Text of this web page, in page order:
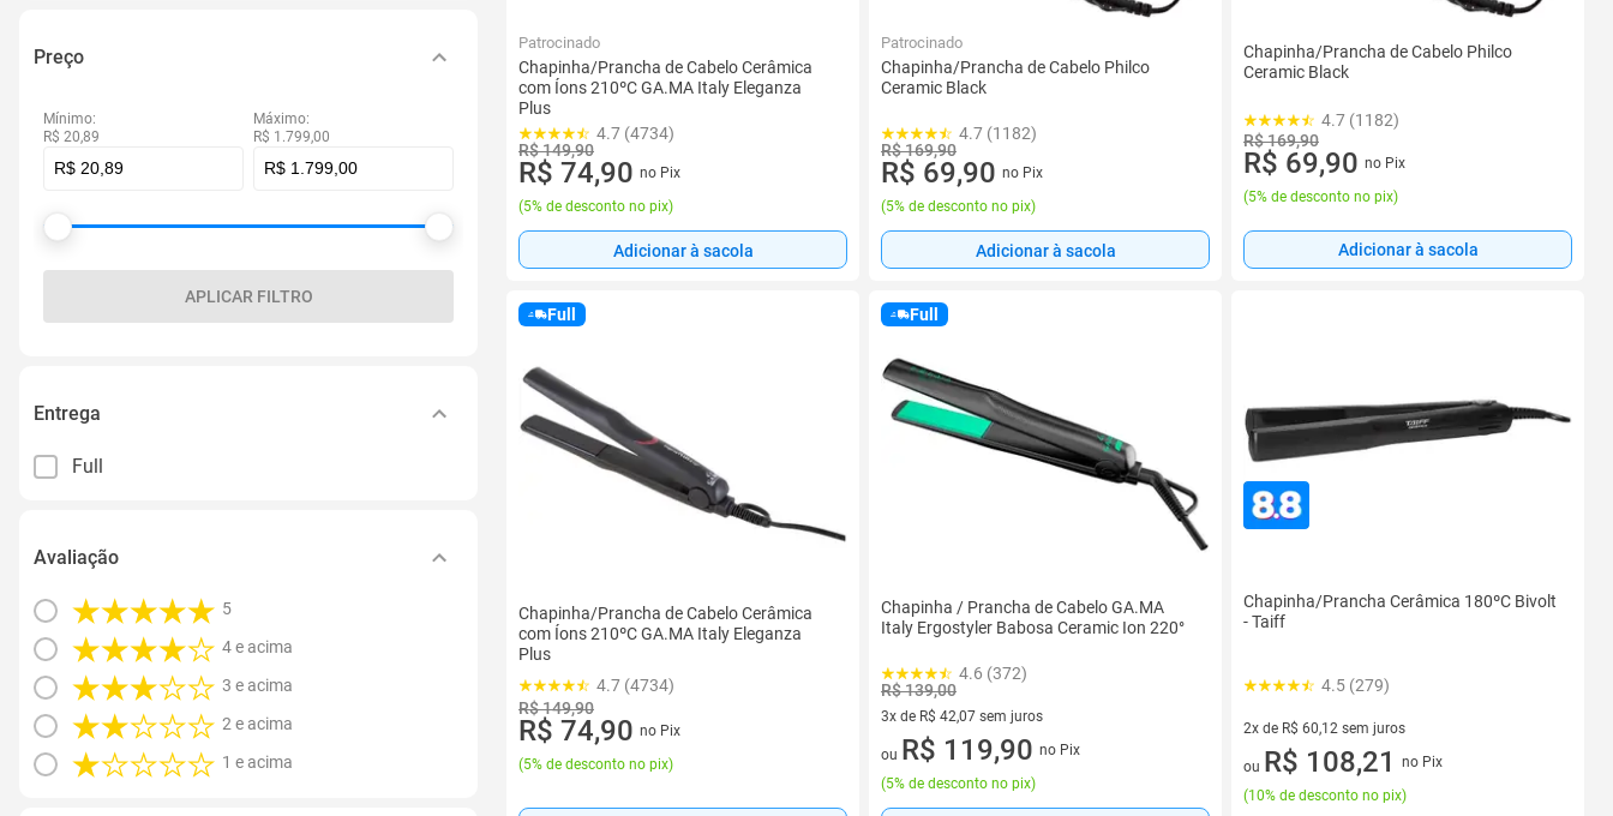
Preço
Mínimo:
R$ 20,89
Máximo:
R$ 1.799,00
APLICAR FILTRO
Entrega
Full
Avaliação
5
4 e acima
3 e acima
2 e acima
1 e acima
Patrocinado
Chapinha/Prancha de Cabelo Cerâmica
com Íons 210ºC GA.MA Italy Eleganza
Plus
4.7 (4734)
R$ 149,90
R$ 74,90 no Pix
(5% de desconto no pix)
Adicionar à sacola
Patrocinado
Chapinha/Prancha de Cabelo Philco
Ceramic Black
4.7 (1182)
R$ 169,90
R$ 69,90 no Pix
(5% de desconto no pix)
Adicionar à sacola
Chapinha/Prancha de Cabelo Philco
Ceramic Black
4.7 (1182)
R$ 169,90
R$ 69,90 no Pix
(5% de desconto no pix)
Adicionar à sacola
Full
Chapinha/Prancha de Cabelo Cerâmica
com Íons 210ºC GA.MA Italy Eleganza
Plus
4.7 (4734)
R$ 149,90
R$ 74,90 no Pix
(5% de desconto no pix)
Full
Chapinha / Prancha de Cabelo GA.MA
Italy Ergostyler Babosa Ceramic Ion 220°
4.6 (372)
R$ 139,00
3x de R$ 42,07 sem juros
3 vez de R$ 42,07 sem juros
ou R$ 119,90 no Pix
(5% de desconto no pix)
Chapinha/Prancha Cerâmica 180ºC Bivolt
- Taiff
4.5 (279)
2x de R$ 60,12 sem juros
2 vez de R$ 60,12 sem juros
ou R$ 108,21
no Pix
(10% de desconto no pix)